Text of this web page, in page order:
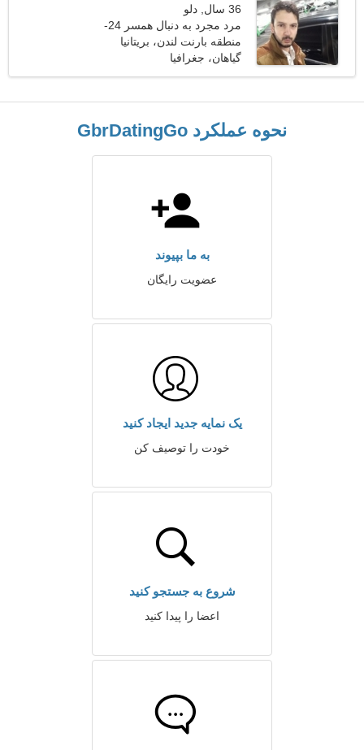
36 سال, دلو
مرد مجرد به دنبال همسر 24-
33
منطقه بارنت لندن، بریتانیا
گیاهان، جغرافیا
نحوه عملکرد GbrDatingGo
به ما بپیوند
عضویت رایگان
یک نمایه جدید ایجاد کنید
خودت را توصیف کن
شروع به جستجو کنید
اعضا را پیدا کنید